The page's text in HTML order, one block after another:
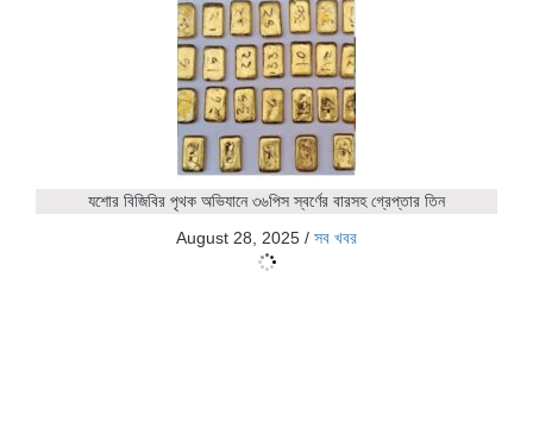
যশোর বিজিবির পৃথক অভিযানে ৩৬পিস স্বর্ণের বারসহ গ্রেপ্তার তিন
August 28, 2025 / সব খবর